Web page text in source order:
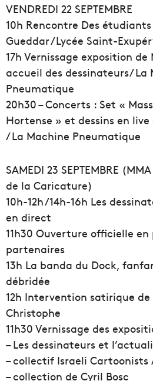
VENDREDI 22 SEPTEMBRE
10h Rencontre Des
Gueddar /Lycée Saint-
17h Vernissage exposition
accueil des dessinateurs/ La
Pneumatique
20h30 – Concerts : Set «
Hortense » et dessins en
/ La Machine Pneumatique
SAMEDI 23 SEPTEMBRE
de la Caricature)
10h-12h /14h-16h Les
en direct
11h30 Ouverture officielle en
partenaires
13h La banda du Dock,
débridée
12h Intervention satirique de
Christophe
11h30 Vernissage des
– Les dessinateurs et
– collectif Israeli Cartoonists
– collection de Cyril Bosc